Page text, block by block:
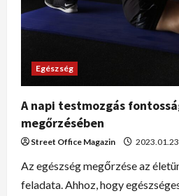
Egészség
A napi testmozgás
megőrzésében
Street Office Magazin
Az egészség megőrzése az
feladata. Ahhoz, hogy